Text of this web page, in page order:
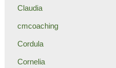
Claudia
cmcoaching
Cordula
Cornelia